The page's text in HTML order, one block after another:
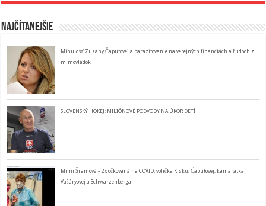
Najčítanejšie
Minulosť Zuzany Čaputovej a parazitovanie na verejných financiách a ľudoch z
mimovládok
SLOVENSKÝ HOKEJ: MILIÓNOVÉ PODVODY NA ÚKOR DETÍ
Mimi Šramová – 2x očkovaná na COVID, volička Kisku, Čaputovej, kamarátka
Vašáryovej a Schwarzenberga